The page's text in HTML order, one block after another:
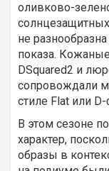
оливково-
не
показа.
DSquared2 и
сопровождали
стиле Flat или
В этом сезоне
характер,
образы в